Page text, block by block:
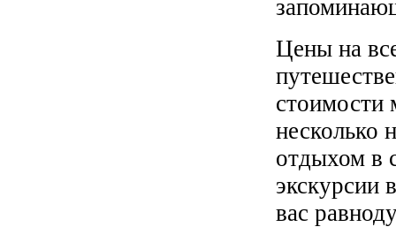
Цены на
стоимости
несколько
отдыхом в
экскурсии
вас